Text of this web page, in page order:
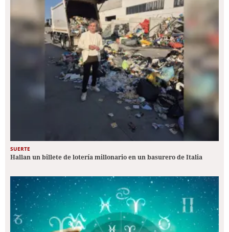
SUERTE
Hallan un billete de lotería millonario en un basurero de Italia